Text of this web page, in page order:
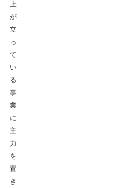
上
が
立
っ
て
い
る
事
業
に
主
力
を
置
き